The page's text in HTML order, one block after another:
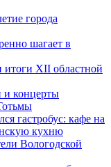
города
шагает в
XII областной
и концерты
гастробус: кафе на
кухню
Вологодской